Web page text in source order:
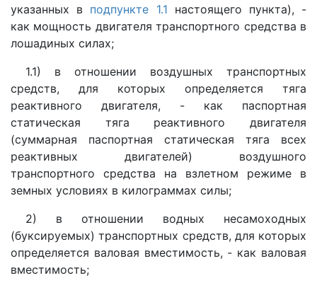
указанных в подпункте 1.1 настоящего пункта), -
как мощность двигателя транспортного средства в
лошадиных силах;
1.1) в отношении воздушных транспортных
средств, для которых определяется тяга
реактивного двигателя, - как паспортная
статическая тяга реактивного двигателя
(суммарная паспортная статическая тяга всех
реактивных двигателей) воздушного
транспортного средства на взлетном режиме в
земных условиях в килограммах силы;
2) в отношении водных несамоходных
(буксируемых) транспортных средств, для которых
определяется валовая вместимость, - как валовая
вместимость;